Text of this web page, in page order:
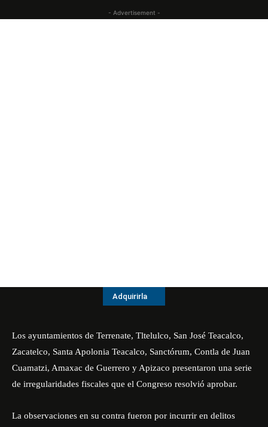
- Advertisement -
Adquirirla
Los ayuntamientos de Terrenate, Tltelulco, San José Teacalco,
Zacatelco, Santa Apolonia Teacalco, Sanctórum, Contla de Juan
Cuamatzi, Amaxac de Guerrero y Apizaco presentaron una serie
de irregularidades fiscales que el Congreso resolvió aprobar.
La observaciones en su contra fueron por incurrir en delitos